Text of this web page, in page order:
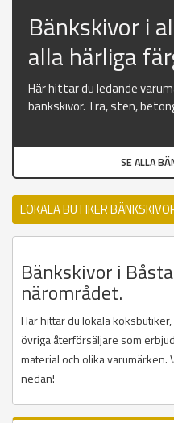
Bänkskivor i
alla härliga
Här hittar du ledande
bänkskivor. Trä, sten,
SE ALLA
LOKALA BUTIKER
Bänkskivor i
närområdet.
Här hittar du lokala
övriga återförsäljare som
material och olika varumärken.
nedan!